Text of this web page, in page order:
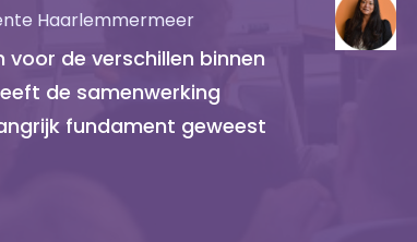
Haarlemmermeer
de verschillen binnen
de samenwerking
fundament geweest